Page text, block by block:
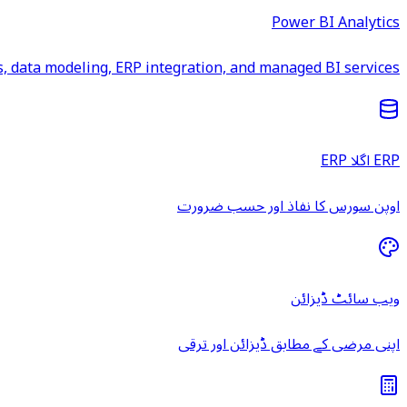
Power BI Analytics
data modeling, ERP integration, and managed BI services.
ERP اگلا ERP
اوپن سورس کا نفاذ اور حسب ضرورت
ویب سائٹ ڈیزائن
اپنی مرضی کے مطابق ڈیزائن اور ترقی